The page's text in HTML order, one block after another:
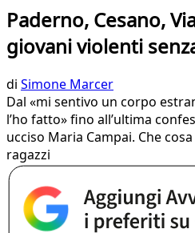
Paderno, Cesano,
giovani violenti
di Simone Marcer
Dal «mi sentivo un corpo
l’ho fatto» fino all’ultima
ucciso Maria Campai. Che
ragazzi